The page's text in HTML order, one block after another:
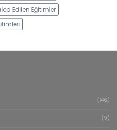
Edilen Eğitimler
(146)
(9)